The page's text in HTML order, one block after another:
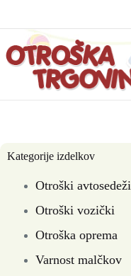
Kategorije izdelkov
Otroški avtosedeži
Otroški vozički
Otroška oprema
Varnost malčkov